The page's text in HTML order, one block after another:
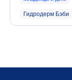
Гидродерм Бэби